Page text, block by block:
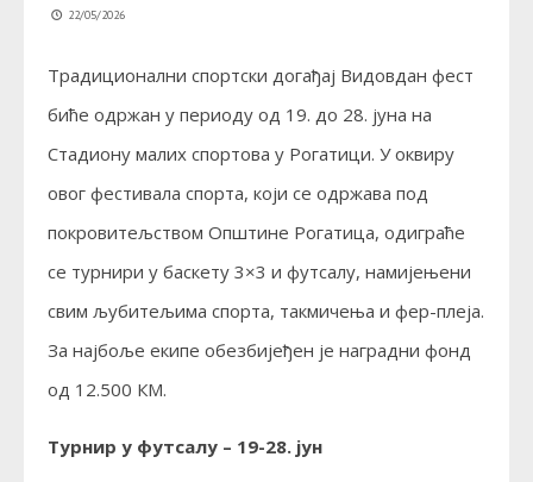
22/05/2026
Традиционални спортски догађај Видовдан фест
биће одржан у периоду од 19. до 28. јуна на
Стадиону малих спортова у Рогатици. У оквиру
овог фестивала спорта, који се одржава под
покровитељством Општине Рогатица, одиграће
се турнири у баскету 3×3 и футсалу, намијењени
свим љубитељима спорта, такмичења и фер-плеја.
За најбоље екипе обезбијеђен је наградни фонд
од 12.500 КМ.
Турнир у футсалу – 19-28. јун